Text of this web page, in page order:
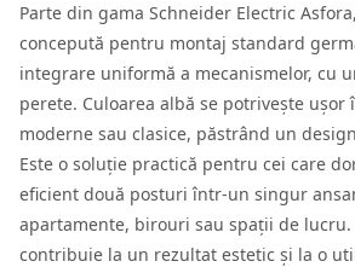
Parte din gama Schneider Electric
concepută pentru montaj standard
integrare uniformă a mecanismelor, cu
perete. Culoarea albă se potrivește ușor
moderne sau clasice, păstrând un
Este o soluție practică pentru cei care
eficient două posturi într-un singur
apartamente, birouri sau spații de
contribuie la un rezultat estetic și la o